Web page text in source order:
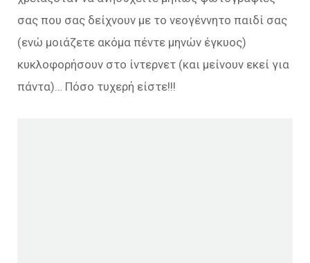
σας που σας δείχνουν με το νεογέννητο παιδί σας
(ενώ μοιάζετε ακόμα πέντε μηνών έγκυος)
κυκλοφορήσουν στο ίντερνετ (και μείνουν εκεί για
πάντα)… Πόσο τυχερή είστε!!!